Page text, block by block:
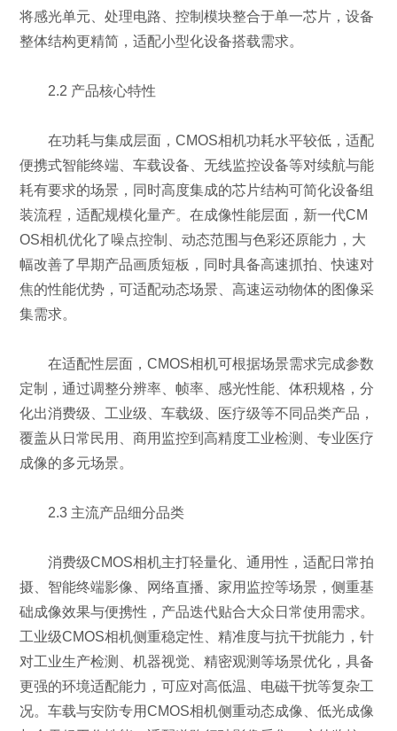
将感光单元、处理电路、控制模块整合于单一芯片，设备
整体结构更精简，适配小型化设备搭载需求。
2.2 产品核心特性
在功耗与集成层面，CMOS相机功耗水平较低，适配
便携式智能终端、车载设备、无线监控设备等对续航与能
耗有要求的场景，同时高度集成的芯片结构可简化设备组
装流程，适配规模化量产。在成像性能层面，新一代CM
OS相机优化了噪点控制、动态范围与色彩还原能力，大
幅改善了早期产品画质短板，同时具备高速抓拍、快速对
焦的性能优势，可适配动态场景、高速运动物体的图像采
集需求。
在适配性层面，CMOS相机可根据场景需求完成参数
定制，通过调整分辨率、帧率、感光性能、体积规格，分
化出消费级、工业级、车载级、医疗级等不同品类产品，
覆盖从日常民用、商用监控到高精度工业检测、专业医疗
成像的多元场景。
2.3 主流产品细分品类
消费级CMOS相机主打轻量化、通用性，适配日常拍
摄、智能终端影像、网络直播、家用监控等场景，侧重基
础成像效果与便携性，产品迭代贴合大众日常使用需求。
工业级CMOS相机侧重稳定性、精准度与抗干扰能力，针
对工业生产检测、机器视觉、精密观测等场景优化，具备
更强的环境适配能力，可应对高低温、电磁干扰等复杂工
况。车载与安防专用CMOS相机侧重动态成像、低光成像